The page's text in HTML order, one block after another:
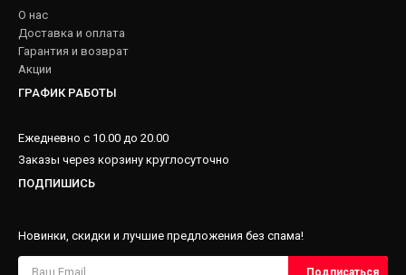
О нас
Доставка и оплата
Гарантия и возврат
Акции
ГРАФИК РАБОТЫ
Ежедневно с 10.00 до 20.00
Заказы через корзину круглосуточно
ПОДПИШИСЬ
Новинки, скидки и лучшие предложения без спама!